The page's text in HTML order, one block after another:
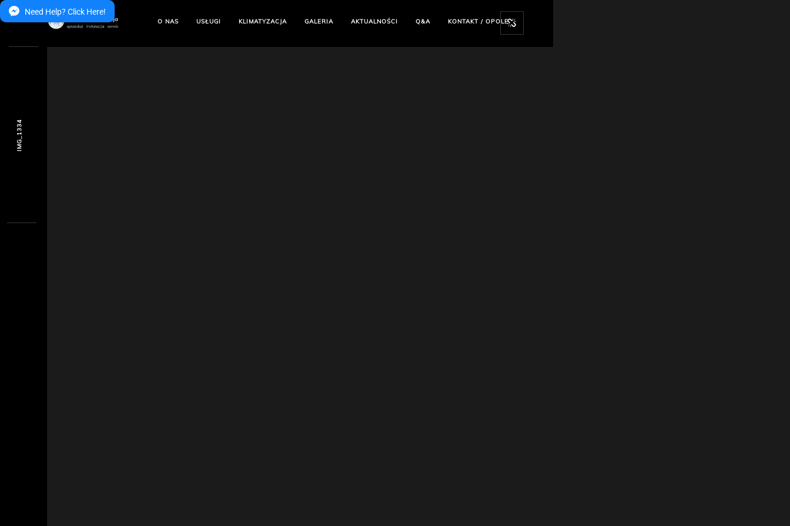
Need Help? Click Here!
O NAS USŁUGI KLIMATYZACJA GALERIA AKTUALNOŚCI Q&A KONTAKT / OPOLE
IMG_1334